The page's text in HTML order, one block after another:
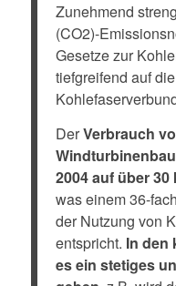
Zunehmend
(CO2)-
Gesetze zur
tiefgreifend auf die
DerVerbrauch
2004 auf über
was einem 36-
der Nutzung von
entspricht. In den
es ein stetiges